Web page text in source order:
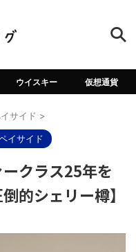
ウイスキー 仮想通貨
サイド >
イサイド
ークラス25年を
的シェリー樽】